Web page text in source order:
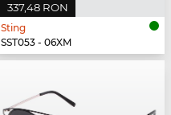
337,48 RON
Sting
SST053 - 06XM